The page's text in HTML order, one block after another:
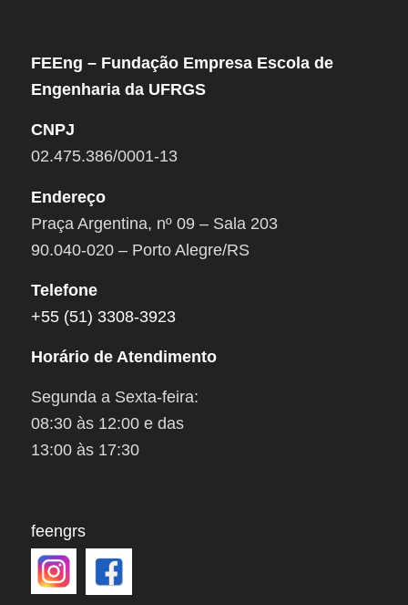
FEEng – Fundação Empresa Escola de
Engenharia da UFRGS
CNPJ
02.475.386/0001-13
Endereço
Praça Argentina, nº 09 – Sala 203
90.040-020 – Porto Alegre/RS
Telefone
+55 (51) 3308-3923
Horário de Atendimento
Segunda a Sexta-feira:
08:30 às 12:00 e das
13:00 às 17:30
feengrs